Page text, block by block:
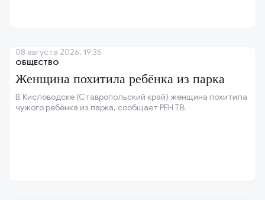
ОБЩЕСТВО
Женщина похитила ребёнка из парка
В Кисловодске (Ставропольский край) женщина похитила
чужого ребёнка из парка, сообщает РЕН ТВ.
08 августа 2026, 19:35